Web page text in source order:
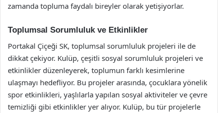
zamanda topluma faydalı bireyler olarak yetişiyorlar.
Toplumsal Sorumluluk ve Etkinlikler
Portakal Çiçeği SK, toplumsal sorumluluk projeleri ile de
dikkat çekiyor. Kulüp, çeşitli sosyal sorumluluk projeleri ve
etkinlikler düzenleyerek, toplumun farklı kesimlerine
ulaşmayı hedefliyor. Bu projeler arasında, çocuklara yönelik
spor etkinlikleri, yaşlılarla yapılan sosyal aktiviteler ve çevre
temizliği gibi etkinlikler yer alıyor. Kulüp, bu tür projelerle